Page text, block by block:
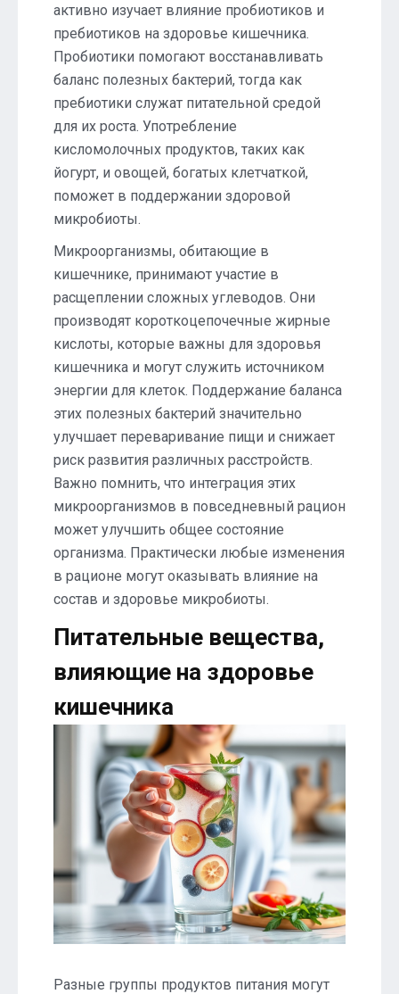
активно изучает влияние пробиотиков и
пребиотиков на здоровье кишечника.
Пробиотики помогают восстанавливать
баланс полезных бактерий, тогда как
пребиотики служат питательной средой
для их роста. Употребление
кисломолочных продуктов, таких как
йогурт, и овощей, богатых клетчаткой,
поможет в поддержании здоровой
микробиоты.
Микроорганизмы, обитающие в
кишечнике, принимают участие в
расщеплении сложных углеводов. Они
производят короткоцепочечные жирные
кислоты, которые важны для здоровья
кишечника и могут служить источником
энергии для клеток. Поддержание баланса
этих полезных бактерий значительно
улучшает переваривание пищи и снижает
риск развития различных расстройств.
Важно помнить, что интеграция этих
микроорганизмов в повседневный рацион
может улучшить общее состояние
организма. Практически любые изменения
в рационе могут оказывать влияние на
состав и здоровье микробиоты.
Питательные вещества,
влияющие на здоровье
кишечника
Разные группы продуктов питания могут